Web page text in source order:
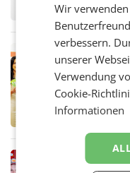
RETAIL
Über
Wir
verbessern.
unserer
Verwendung
Cookie-
Informationen